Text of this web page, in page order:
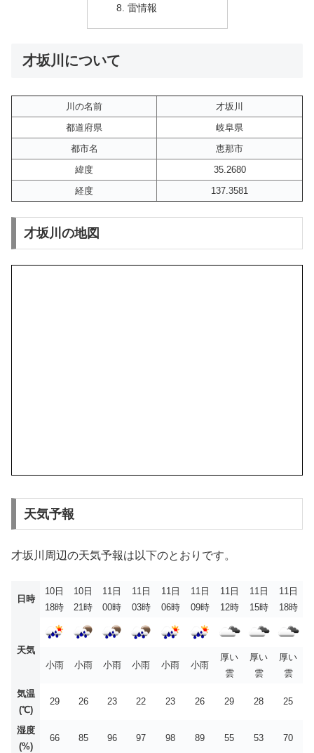
雷情報
才坂川について
川の名前
才坂川
都道府県
岐阜県
都市名
恵那市
緯度
35.2680
経度
137.3581
才坂川の地図
天気予報
才坂川周辺の天気予報は以下のとおりです。
日時
10日
18時
10日
21時
11日
00時
11日
03時
11日
06時
11日
09時
11日
12時
11日
15時
11日
18時
天気
小雨
小雨 小雨 小雨 小雨 小雨
厚い
雲
厚い
雲
厚い
雲
気温
(℃)
29 26 23 22 23 26 29 28 25
湿度
(%)
66 85 96 97 98 89 55 53 70